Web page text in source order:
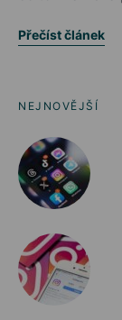
Přečíst článek
NEJNOVĚJŠÍ